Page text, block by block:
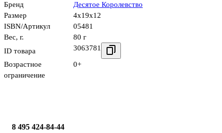
Бренд
Десятое Королевство
Размер
4x19x12
ISBN/Артикул
05481
Вес, г.
80 г
ID товара
3063781
Возрастное
ограничение
0+
8 495 424-84-44